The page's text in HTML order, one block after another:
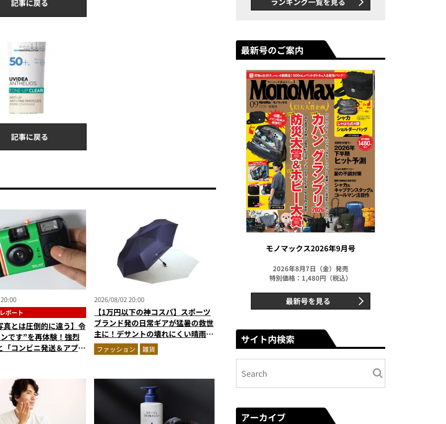
記事に戻る
記事に戻る
ポート
真とは圧倒的に違う】令
です”を再体験！強烈
「コンビニ発送＆アプリ
2026/08/02 20:00
【1万円以下の神コスパ】スポーツ
ブランド発の日常ギアが猛暑の救世
主に！デサントの壊れにくい晴雨兼
用傘ほかを徹底解説
ファッション 雑貨
最新号のご案内
モノマックス2026年9月号
2026年8月7日（金）発売
特別価格：1,480円（税込）
最新号を見る
サイト内検索
アーカイブ